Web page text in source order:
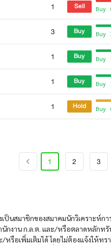
1 Sell Buy
3 Buy Buy
1 Buy Buy
1 Buy Buy
1 Hold Buy
1 2 3
นสมาชิกของสมาคมนักวิเคราะห์
าน ก.ล.ต. และ/หรือตลาดหลักทรั
รือเพิ่มเติมได้ โดยไม่ต้องแจ้งใ